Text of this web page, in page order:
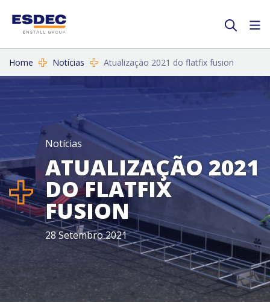
Home Notícias Atualização 2021 do flatfix fusion
Notícias
ATUALIZAÇÃO 2021
DO FLATFIX
FUSION
28 Setembro 2021